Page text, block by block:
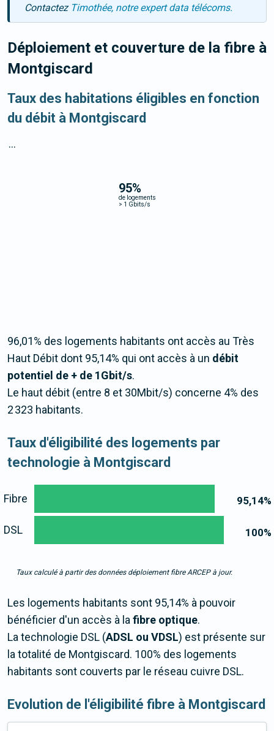
Contactez Timothée, notre expert data télécoms.
Déploiement et couverture de la fibre à
Montgiscard
Taux des habitations éligibles en fonction
du débit à Montgiscard
95%
de logements
> 1 Gbits/s
...
96,01% des logements habitants ont accès au Très
Haut Débit dont 95,14% qui ont accès à un débit
potentiel de + de 1Gbit/s.
Le haut débit (entre 8 et 30Mbit/s) concerne 4% des
2 323 habitants.
Taux d'éligibilité des logements par
technologie à Montgiscard
95,14%
100%
Fibre
DSL
Taux calculé à partir des données déploiement fibre ARCEP à jour.
Les logements habitants sont 95,14% à pouvoir
bénéficier d'un accès à lafibre optique.
La technologie DSL (ADSL ou VDSL) est présente sur
la totalité de Montgiscard. 100% des logements
habitants sont couverts par le réseau cuivre DSL.
Evolution de l'éligibilité fibre à Montgiscard